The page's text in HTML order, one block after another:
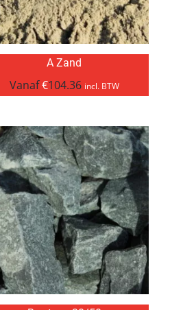
A Zand
Vanaf€104.36 incl. BTW